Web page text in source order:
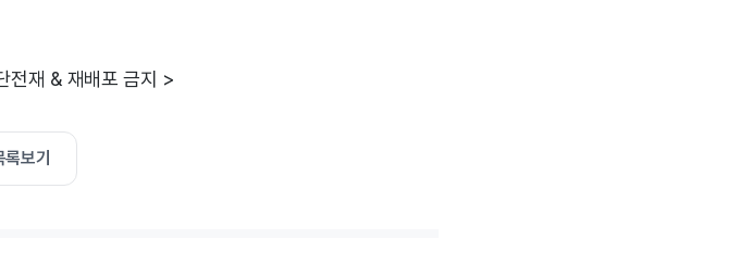
전재 & 재배포 금지 >
록보기